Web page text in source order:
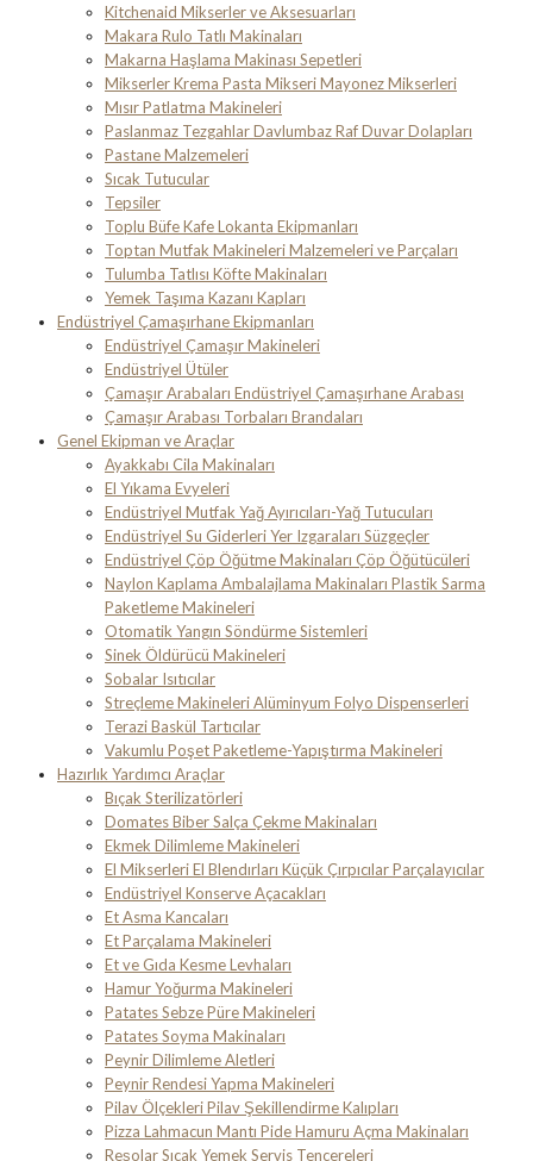
Kitchenaid Mikserler ve Aksesuarları
Makara Rulo Tatlı Makinaları
Makarna Haşlama Makinası Sepetleri
Mikserler Krema Pasta Mikseri Mayonez Mikserleri
Mısır Patlatma Makineleri
Paslanmaz Tezgahlar Davlumbaz Raf Duvar Dolapları
Pastane Malzemeleri
Sıcak Tutucular
Tepsiler
Toplu Büfe Kafe Lokanta Ekipmanları
Toptan Mutfak Makineleri Malzemeleri ve Parçaları
Tulumba Tatlısı Köfte Makinaları
Yemek Taşıma Kazanı Kapları
Endüstriyel Çamaşırhane Ekipmanları
Endüstriyel Çamaşır Makineleri
Endüstriyel Ütüler
Çamaşır Arabaları Endüstriyel Çamaşırhane Arabası
Çamaşır Arabası Torbaları Brandaları
Genel Ekipman ve Araçlar
Ayakkabı Cila Makinaları
El Yıkama Evyeleri
Endüstriyel Mutfak Yağ Ayırıcıları-Yağ Tutucuları
Endüstriyel Su Giderleri Yer Izgaraları Süzgeçler
Endüstriyel Çöp Öğütme Makinaları Çöp Öğütücüleri
Naylon Kaplama Ambalajlama Makinaları Plastik Sarma
Paketleme Makineleri
Otomatik Yangın Söndürme Sistemleri
Sinek Öldürücü Makineleri
Sobalar Isıtıcılar
Streçleme Makineleri Alüminyum Folyo Dispenserleri
Terazi Baskül Tartıcılar
Vakumlu Poşet Paketleme-Yapıştırma Makineleri
Hazırlık Yardımcı Araçlar
Bıçak Sterilizatörleri
Domates Biber Salça Çekme Makinaları
Ekmek Dilimleme Makineleri
El Mikserleri El Blendırları Küçük Çırpıcılar Parçalayıcılar
Endüstriyel Konserve Açacakları
Et Asma Kancaları
Et Parçalama Makineleri
Et ve Gıda Kesme Levhaları
Hamur Yoğurma Makineleri
Patates Sebze Püre Makineleri
Patates Soyma Makinaları
Peynir Dilimleme Aletleri
Peynir Rendesi Yapma Makineleri
Pilav Ölçekleri Pilav Şekillendirme Kalıpları
Pizza Lahmacun Mantı Pide Hamuru Açma Makinaları
Reşolar Sıcak Yemek Servis Tencereleri